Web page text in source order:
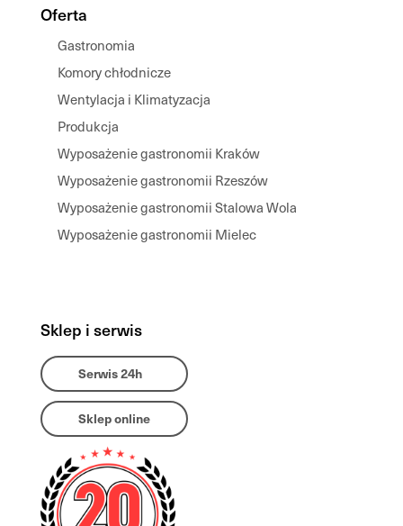
Oferta
Gastronomia
Komory chłodnicze
Wentylacja i Klimatyzacja
Produkcja
Wyposażenie gastronomii Kraków
Wyposażenie gastronomii Rzeszów
Wyposażenie gastronomii Stalowa Wola
Wyposażenie gastronomii Mielec
Sklep i serwis
Serwis 24h
Sklep online